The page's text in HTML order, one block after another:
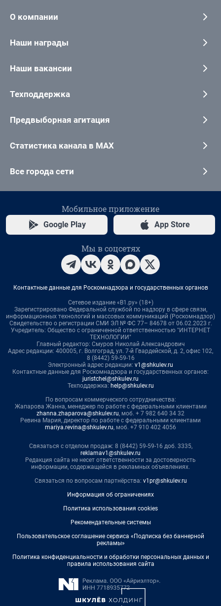
О компании
Наши награды
Наши вакансии
Техподдержка
Предвыборная агитация
Статистика канала в MAX
Все города сети
Мобильное приложение
Google Play App Store
Мы в соцсетях
Контактные данные для Роскомнадзора и государственных органов
Сетевое издание «В1.ру» (18+)
Зарегистрировано Федеральной службой по надзору в сфере связи,
информационных технологий и массовых коммуникаций (Роскомнадзор)
Свидетельство о регистрации СМИ ЭЛ № ФС 77– 84678 от 06.02.2023 г.
Учредитель: Общество с ограниченной ответственностью "ИНТЕРНЕТ
ТЕХНОЛОГИИ"
Главный редактор: Смуров Николай Александрович
Адрес редакции: 400005, г. Волгоград, ул. 7-й Гвардейской, д. 2, офис 102,
8 (8442) 59-59-16
Электронный адрес редакции: v1@shkulev.ru
Контактные данные для Роскомнадзора и государственных органов:
juristchel@shkulev.ru
Техподдержка: help@shkulev.ru
По вопросам коммерческого сотрудничества:
Жапарова Жанна, менеджер по работе с федеральными клиентами
zhanna.zhaparova@shkulev.ru, моб. + 7 982 640 34 32
Ревина Мария, директор по работе с федеральными клиентами
mariya.revina@shkulev.ru, моб. +7 910 402 4056
Связаться с отделом продаж: 8 (8442) 59-59-16 доб. 3335,
reklamav1@shkulev.ru
Редакция сайта не несет ответственности за достоверность
информации, содержащейся в рекламных объявлениях.
Связаться по вопросам партнёрства: v1pr@shkulev.ru
Информация об ограничениях
Политика использования cookies
Рекомендательные системы
Пользовательское соглашение сервиса «Подписка без баннерной
рекламы»
Политика конфиденциальности и обработки персональных данных и
правила использования сайта